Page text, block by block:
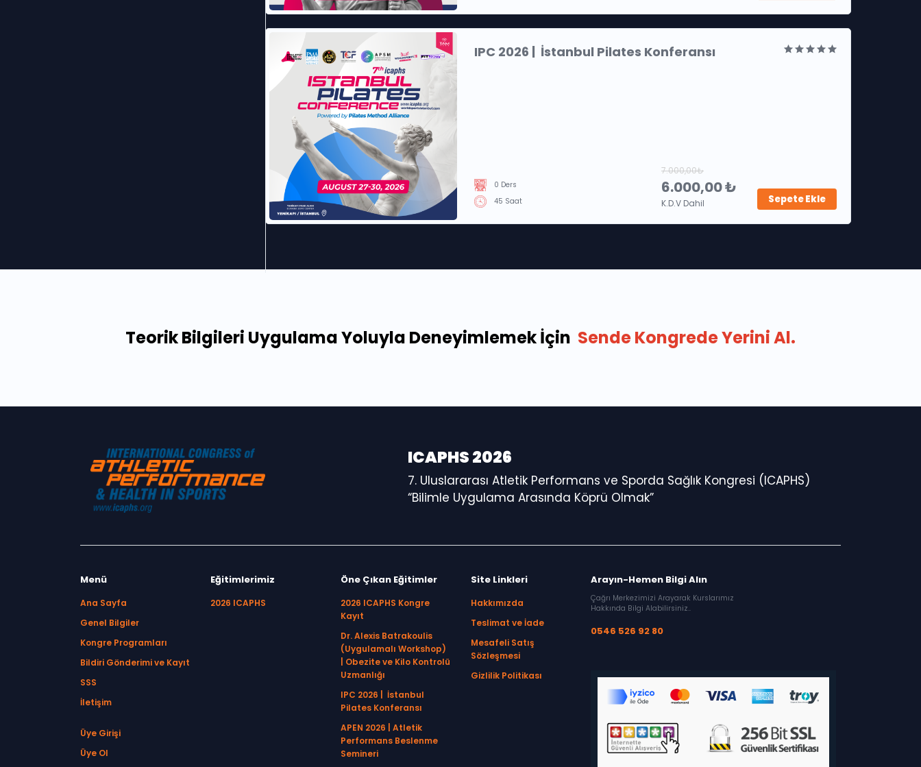
IPC 2026 | İstanbul Pilates Konferansı
0 Ders
45 Saat
7.000,00₺
6.000,00 ₺
K.D.V Dahil Sepete Ekle
Teorik Bilgileri Uygulama Yoluyla Deneyimlemek İçin Sende Kongrede Yerini Al.
ICAPHS 2026
7. Uluslararası Atletik Performans ve Sporda Sağlık Kongresi (ICAPHS)
“Bilimle Uygulama Arasında Köprü Olmak”
Menü
Ana Sayfa
Genel Bilgiler
Kongre Programları
Bildiri Gönderimi ve Kayıt
SSS
İletişim
Üye Girişi
Üye Ol
Eğitimlerimiz
2026 ICAPHS
Öne Çıkan Eğitimler
2026 ICAPHS Kongre
Kayıt
Dr. Alexis Batrakoulis
(Uygulamalı Workshop)
| Obezite ve Kilo Kontrolü
Uzmanlığı
IPC 2026 | İstanbul
Pilates Konferansı
APEN 2026 | Atletik
Performans Beslenme
Semineri
Site Linkleri
Hakkımızda
Teslimat ve İade
Mesafeli Satış
Sözleşmesi
Gizlilik Politikası
Arayın-Hemen Bilgi Alın
Çağrı Merkezimizi Arayarak Kurslarımız
Hakkında Bilgi Alabilirsiniz..
0546 526 92 80